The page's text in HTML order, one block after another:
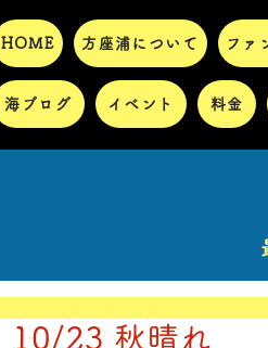
HOME 方座浦について ファ
海ブログ イベント 料金
10/23 秋晴れ